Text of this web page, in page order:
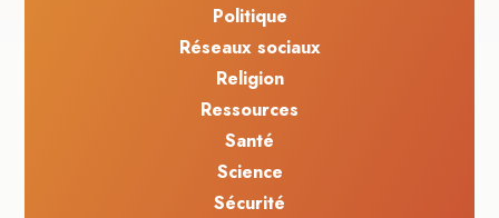
Politique
Réseaux sociaux
Religion
Ressources
Santé
Science
Sécurité